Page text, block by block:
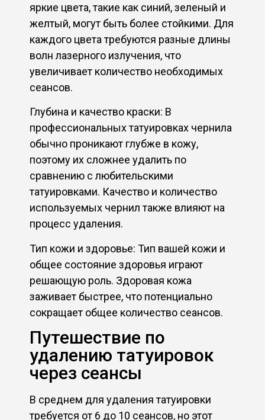
яркие цвета, такие как синий, зеленый и
желтый, могут быть более стойкими. Для
каждого цвета требуются разные длины
волн лазерного излучения, что
увеличивает количество необходимых
сеансов.
Глубина и качество краски: В
профессиональных татуировках чернила
обычно проникают глубже в кожу,
поэтому их сложнее удалить по
сравнению с любительскими
татуировками. Качество и количество
используемых чернил также влияют на
процесс удаления.
Тип кожи и здоровье: Тип вашей кожи и
общее состояние здоровья играют
решающую роль. Здоровая кожа
заживает быстрее, что потенциально
сокращает общее количество сеансов.
Путешествие по
удалению татуировок
через сеансы
В среднем для удаления татуировки
требуется от 6 до 10 сеансов, но этот